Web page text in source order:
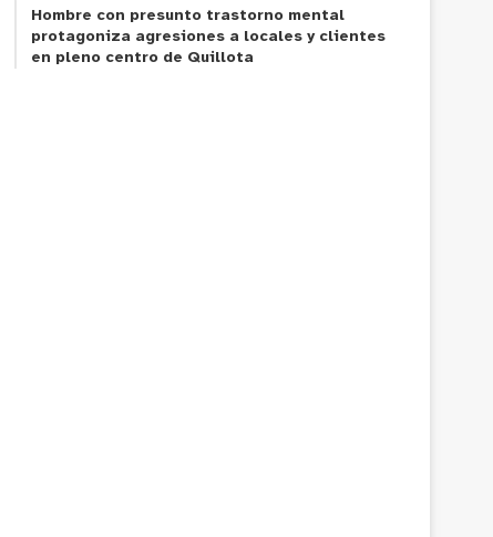
Hombre con presunto trastorno mental
protagoniza agresiones a locales y clientes
en pleno centro de Quillota